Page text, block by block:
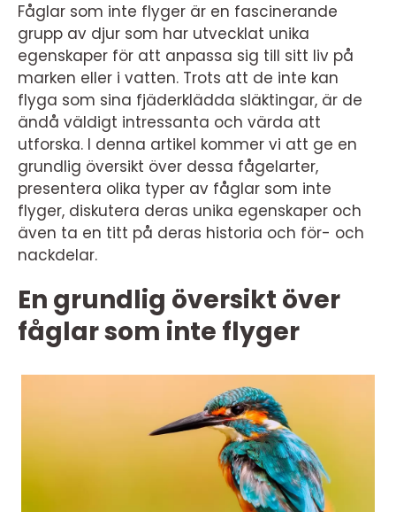
Fåglar som inte flyger är en fascinerande
grupp av djur som har utvecklat unika
egenskaper för att anpassa sig till sitt liv på
marken eller i vatten. Trots att de inte kan
flyga som sina fjäderklädda släktingar, är de
ändå väldigt intressanta och värda att
utforska. I denna artikel kommer vi att ge en
grundlig översikt över dessa fågelarter,
presentera olika typer av fåglar som inte
flyger, diskutera deras unika egenskaper och
även ta en titt på deras historia och för- och
nackdelar.
En grundlig översikt över
fåglar som inte flyger